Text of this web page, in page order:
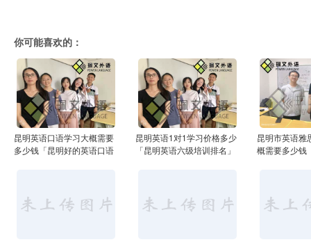
你可能喜欢的：
昆明英语口语学习大概需要
多少钱「昆明好的英语口语
昆明英语1对1学习价格多少
「昆明英语六级培训排名」
昆明市英语雅
概需要多少钱